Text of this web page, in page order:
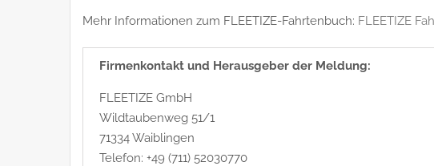
Mehr Informationen zum FLEETIZE-Fahrtenbuch: FLEETIZE
Firmenkontakt und Herausgeber der Meldung:
FLEETIZE GmbH
Wildtaubenweg 51/1
71334 Waiblingen
Telefon: +49 (711) 52030770